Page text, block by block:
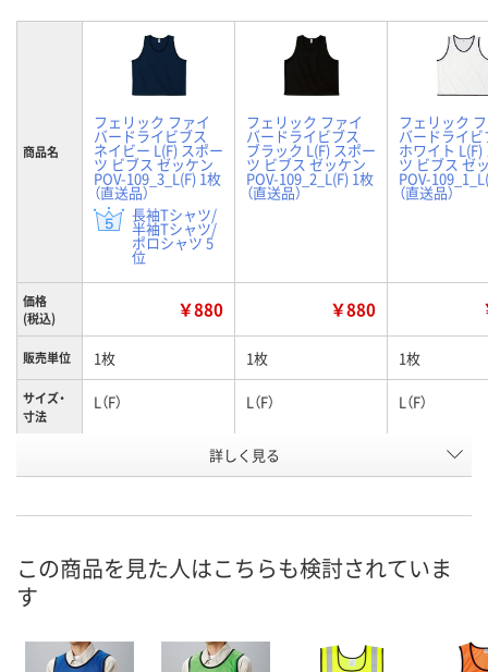
商品名
フェリック ファイ
バードライビブス
ネイビー L(F) スポー
ツ ビブス ゼッケン
POV-109_3_L(F) 1枚
（直送品）
長袖Tシャツ/
半袖Tシャツ/
ポロシャツ 5
位
フェリック ファイ
バードライビブス
ブラック L(F) スポー
ツ ビブス ゼッケン
POV-109_2_L(F) 1枚
（直送品）
フェリック
バードライビ
ホワイト L(F)
ツ ビブス ゼ
POV-
（直送品）
価格
(税込)
￥880 ￥880
販売単位 1枚 1枚 1枚
サイズ・
寸法
L（F） L（F） L（F）
ブラック ホワイト
号
お届け日
数量
詳しく見る
この商品を見た人はこちらも検討されていま
す